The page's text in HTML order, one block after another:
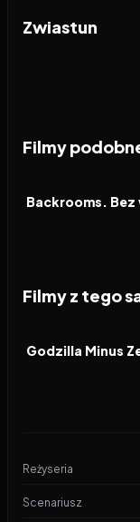
Zwiastun
Filmy
FILM
Filmy z tego
FILM
Godzilla Minus
Reżyseria
Scenariusz